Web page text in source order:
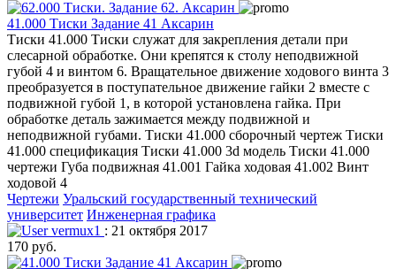
41.000 Тиски Задание 41 Аксарин
Тиски 41.000 Тиски служат для закрепления детали при
слесарной обработке. Они крепятся к столу неподвижной
губой 4 и винтом 6. Вращательное движение ходового винта 3
преобразуется в поступательное движение гайки 2 вместе с
подвижной губой 1, в которой установлена гайка. При
обработке деталь зажимается между подвижной и
неподвижной губами. Тиски 41.000 сборочный чертеж Тиски
41.000 спецификация Тиски 41.000 3d модель Тиски 41.000
чертежи Губа подвижная 41.001 Гайка ходовая 41.002 Винт
ходовой 4
Чертежи Уральский государственный технический
университет Инженерная графика
vermux1 : 21 октября 2017
170 руб.